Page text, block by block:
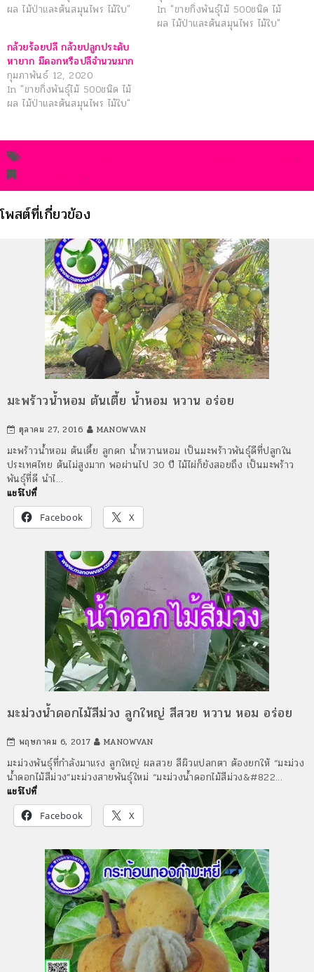
ผล ไม้ป่าและต้นสมุนไพร ไม้ใบ"
In "ขายกิ่งพันธุ์ไม้ 500ชนิด ไม้
ผล ไม้ป่าและต้นสมุนไพร ไม้ใบ"
กล้วยร้อยปลี กล้วยปลูกประดับ
หายาก มีดอกหรือปลีจำนวนมาก
กุมภาพันธ์ 12, 2020
In "ขายกิ่งพันธุ์ไม้ 500ชนิด ไม้
ผล ไม้ป่าและต้นสมุนไพร ไม้ใบ"
.
.
โพสต์ที่เกี่ยวข้อง
มะพร้าวน้ำหอม ต้นเตี้ย น้ำหอม หวาน อร่อย
ตุลาคม 27, 2016 MANOWVAN
มะพร้าวน้ำหอม ต้นเตี้ย ลูกดก น้ำหวานหอม เป็นมะพร้าวพันธุ์ดีที่ปลูกใน
ประเทศไทย ต้นไม่สูงมาก พอผ่านไป 30 ปี ไม้ไผ่ก็ยังสอยถึง เป็นมะพร้าว
พันธุ์ที่ดี นำไ…
แชร์ไปที่
Facebook
X
มะม่วงน้ำดอกไม้สีม่วง ลูกใหญ่ สีสวย หวาน หอม อร่อย
พฤษภาคม 6, 2017 MANOWVAN
มะม่วงพันธุ์ที่กำลังมาแรง ลูกใหญ่ ผลสวย สีผิวแปลกตา ต้องยกให้ “มะม่วง
น้ำดอกไม้สีม่วง”มะม่วงสายพันธุ์ใหม่ “มะม่วงน้ำดอกไม้สีม่วง&#822…
แชร์ไปที่
Facebook
X